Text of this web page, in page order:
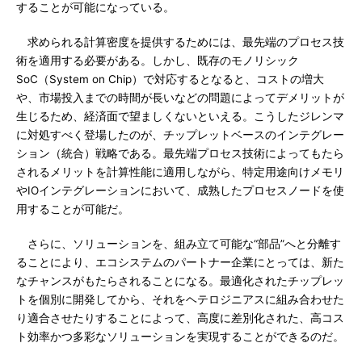
することが可能になっている。
求められる計算密度を提供するためには、最先端のプロセス技
術を適用する必要がある。しかし、既存のモノリシック
SoC（System on Chip）で対応するとなると、コストの増大
や、市場投入までの時間が長いなどの問題によってデメリットが
生じるため、経済面で望ましくないといえる。こうしたジレンマ
に対処すべく登場したのが、チップレットベースのインテグレー
ション（統合）戦略である。最先端プロセス技術によってもたら
されるメリットを計算性能に適用しながら、特定用途向けメモリ
やIOインテグレーションにおいて、成熟したプロセスノードを使
用することが可能だ。
さらに、ソリューションを、組み立て可能な“部品”へと分離す
ることにより、エコシステムのパートナー企業にとっては、新た
なチャンスがもたらされることになる。最適化されたチップレッ
トを個別に開発してから、それをヘテロジニアスに組み合わせた
り適合させたりすることによって、高度に差別化された、高コス
ト効率かつ多彩なソリューションを実現することができるのだ。